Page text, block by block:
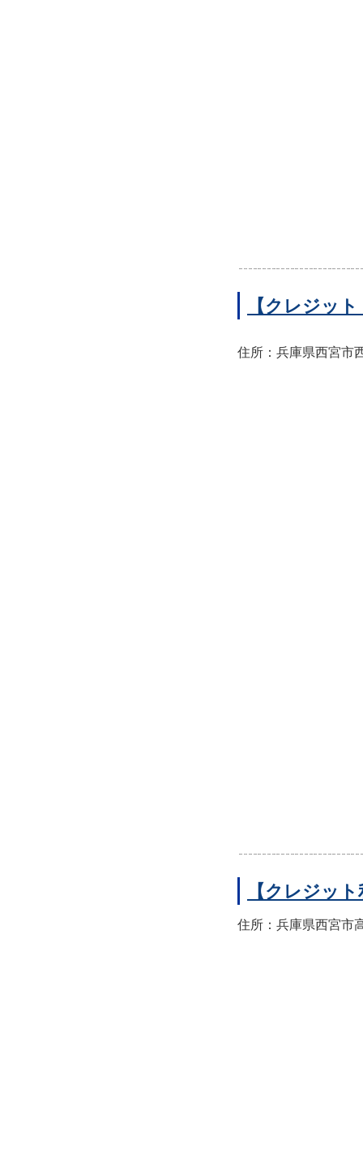
【クレジッ
住所：兵庫県西宮市
【クレジッ
住所：兵庫県西宮市